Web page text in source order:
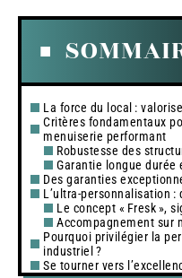
La force du local :
Critères fondamentaux
menuiserie performant
Robustesse des
Garantie longue durée
Des garanties
L’ultra-personnalisation
Le concept « Fresk »,
Accompagnement sur
Pourquoi privilégier la
industriel ?
Se tourner vers